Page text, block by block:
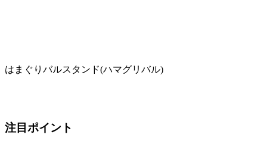
はまぐりバルスタンド(ハマグリバル)
注目ポイント